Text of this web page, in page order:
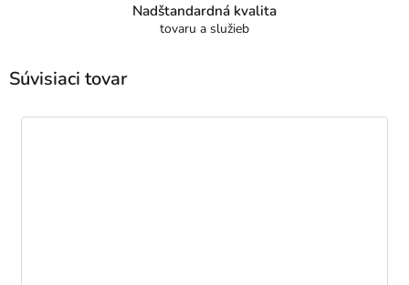
Nadštandardná kvalita
tovaru a služieb
Súvisiaci tovar